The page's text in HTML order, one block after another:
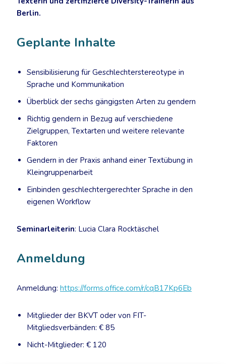
Berlin.
Geplante Inhalte
Sensibilisierung für Geschlechterstereotype in
Sprache und Kommunikation
Überblick der sechs gängigsten Arten zu gendern
Richtig gendern in Bezug auf verschiedene
Zielgruppen, Textarten und weitere relevante
Faktoren
Gendern in der Praxis anhand einer Textübung in
Kleingruppenarbeit
Einbinden geschlechtergerechter Sprache in den
eigenen Workflow
Seminarleiterin: Lucia Clara Rocktäschel
Anmeldung
Anmeldung: https://forms.office.com/r/cqB17Kp6Eb
Mitglieder der BKVT oder von FIT-
Mitgliedsverbänden: € 85
Nicht-Mitglieder: € 120